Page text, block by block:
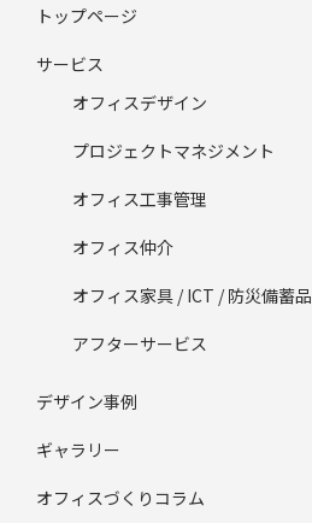
トップページ
サービス
オフィスデザイン
プロジェクトマネジメント
オフィス工事管理
オフィス仲介
オフィス家具 / ICT / 防災備蓄品
アフターサービス
デザイン事例
ギャラリー
オフィスづくりコラム